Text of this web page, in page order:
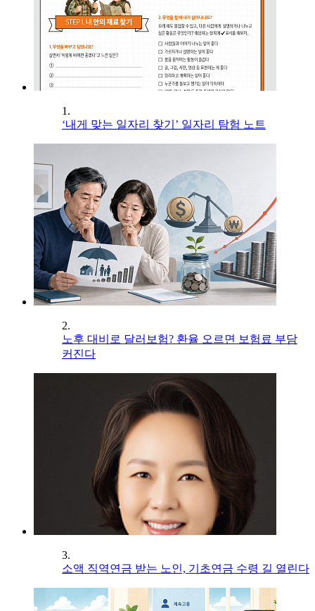
1.
‘내게 맞는 일자리 찾기’ 일자리 탐험 노트
2.
노후 대비로 달러보험? 환율 오르면 보험료 부담
커진다
3.
소액 직역연금 받는 노인, 기초연금 수령 길 열린다